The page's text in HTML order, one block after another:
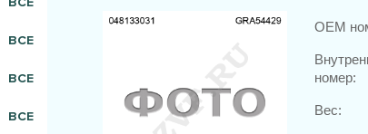
ВСЕ
ВСЕ
ВСЕ
OEM
номер:
Вес: